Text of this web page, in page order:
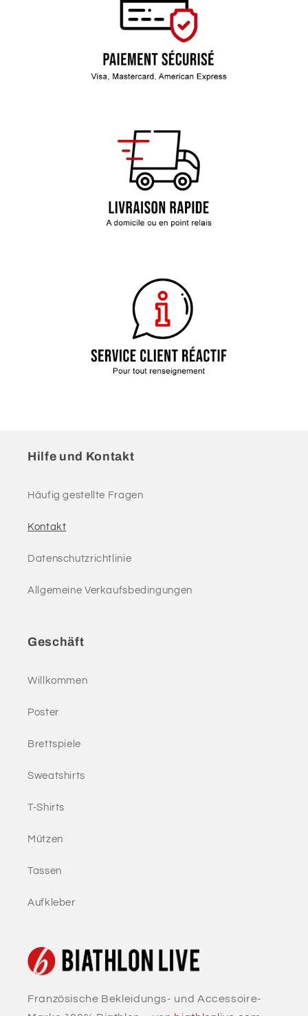
Hilfe und Kontakt
Häufig gestellte Fragen
Kontakt
Datenschutzrichtlinie
Allgemeine Verkaufsbedingungen
Geschäft
Willkommen
Poster
Brettspiele
Sweatshirts
T-Shirts
Mützen
Tassen
Aufkleber
Französische Bekleidungs- und Accessoire-